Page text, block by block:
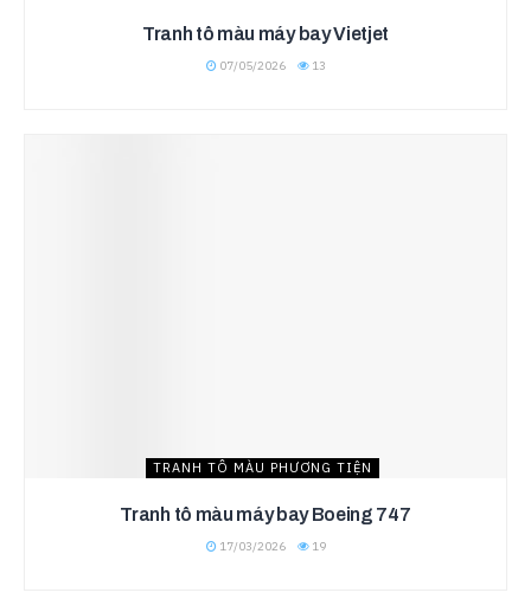
Tranh tô màu máy bay Vietjet
07/05/2026 13
TRANH TÔ MÀU PHƯƠNG TIỆN
Tranh tô màu máy bay Boeing 747
17/03/2026 19